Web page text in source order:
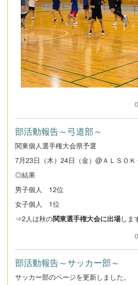
部活動報告～弓道部～
関東個人選手権大会県予選
7月23日（木）24日（金）@ＡＬＳＯ
◎結果
男子個人 12位
女子個人 1位
⇒2人は秋の関東選手権大会に出場しま
部活動報告～サッカー部～
サッカー部のページを更新しました。